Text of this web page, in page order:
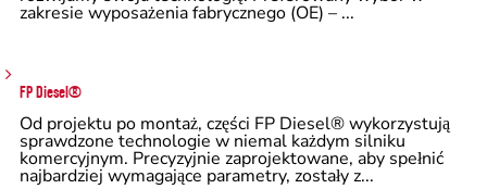
zakresie wyposażenia fabrycznego (OE) – ...
FP Diesel®
Od projektu po montaż, części FP Diesel® wykorzystują
sprawdzone technologie w niemal każdym silniku
komercyjnym. Precyzyjnie zaprojektowane, aby spełnić
najbardziej wymagające parametry, zostały z...